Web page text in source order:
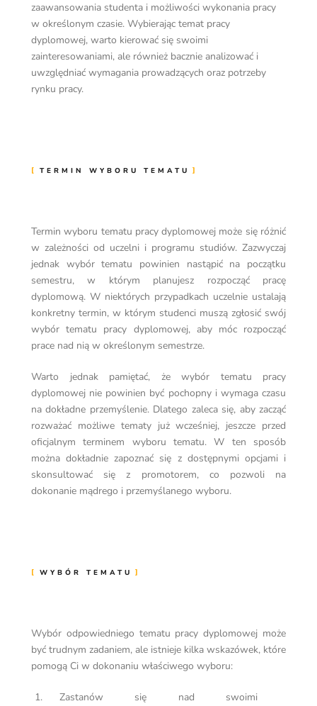
zaawansowania studenta i możliwości wykonania pracy
w określonym czasie. Wybierając temat pracy
dyplomowej, warto kierować się swoimi
zainteresowaniami, ale również bacznie analizować i
uwzględniać wymagania prowadzących oraz potrzeby
rynku pracy.
TERMIN WYBORU TEMATU
Termin wyboru tematu pracy dyplomowej może się różnić
w zależności od uczelni i programu studiów. Zazwyczaj
jednak wybór tematu powinien nastąpić na początku
semestru, w którym planujesz rozpocząć pracę
dyplomową. W niektórych przypadkach uczelnie ustalają
konkretny termin, w którym studenci muszą zgłosić swój
wybór tematu pracy dyplomowej, aby móc rozpocząć
prace nad nią w określonym semestrze.
Warto jednak pamiętać, że wybór tematu pracy
dyplomowej nie powinien być pochopny i wymaga czasu
na dokładne przemyślenie. Dlatego zaleca się, aby zacząć
rozważać możliwe tematy już wcześniej, jeszcze przed
oficjalnym terminem wyboru tematu. W ten sposób
można dokładnie zapoznać się z dostępnymi opcjami i
skonsultować się z promotorem, co pozwoli na
dokonanie mądrego i przemyślanego wyboru.
WYBÓR TEMATU
Wybór odpowiedniego tematu pracy dyplomowej może
być trudnym zadaniem, ale istnieje kilka wskazówek, które
pomogą Ci w dokonaniu właściwego wyboru:
Zastanów się nad swoimi